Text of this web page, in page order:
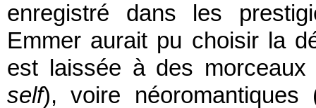
enregistré dans les
Emmer aurait pu choisir la
est laissée à des
self), voire néoromantiques